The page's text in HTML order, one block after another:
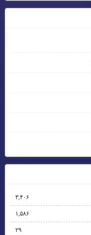
۳,۴۰۶
۱,۵۸۶
۲۹